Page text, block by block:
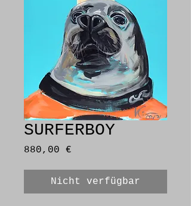
SURFERBOY
880,00 €
Nicht verfügbar